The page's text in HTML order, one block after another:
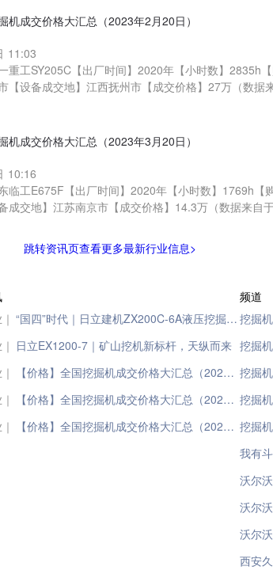
机成交价格大汇总（2023年2月20日）
11:03
重工SY205C【出厂时间】2020年【小时数】2835h
【设备成交地】江西抚州市【成交价格】27万（数据
机成交价格大汇总（2023年3月20日）
10:16
临工E675F【出厂时间】2020年【小时数】1769h【
成交地】江苏南京市【成交价格】14.3万（数据来自
跳转资讯页查看更多最新行业信息>
“国四”时代｜日立建机ZX200C-6A液压挖掘机正式出厂
日立EX1200-7｜矿山挖机新标杆，天纵而来
【价格】全国挖掘机成交价格大汇总（2023年4月20日）
【价格】全国挖掘机成交价格大汇总（2023年2月20日）
【价格】全国挖掘机成交价格大汇总（2023年3月20日）
频道
挖掘
挖掘
挖掘
挖掘
挖掘
我有
沃尔
沃尔
沃尔
西安